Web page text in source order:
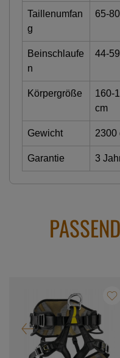
Taillenumfan
g
65-
Beinschlaufe
n
44-
Körpergröße
160-
cm
Gewicht 2300
Garantie 3